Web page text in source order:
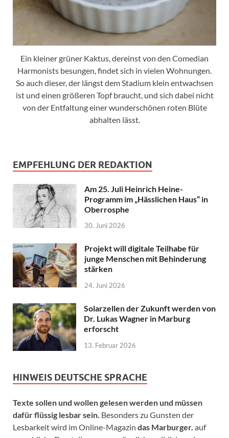
Ein kleiner grüner Kaktus, dereinst von den Comedian
Harmonists besungen, findet sich in vielen Wohnungen.
So auch dieser, der längst dem Stadium klein entwachsen
ist und einen größeren Topf braucht, und sich dabei nicht
von der Entfaltung einer wunderschönen roten Blüte
abhalten lässt.
EMPFEHLUNG DER REDAKTION
Am 25. Juli Heinrich Heine-
Programm im „Hässlichen Haus“ in
Oberrosphe
30. Juni 2026
Projekt will digitale Teilhabe für
junge Menschen mit Behinderung
stärken
24. Juni 2026
Solarzellen der Zukunft werden von
Dr. Lukas Wagner in Marburg
erforscht
13. Februar 2026
HINWEIS DEUTSCHE SPRACHE
Texte sollen und wollen gelesen werden und müssen
dafür flüssig lesbar sein. Besonders zu Gunsten der
Lesbarkeit wird im Online-Magazin das Marburger. auf